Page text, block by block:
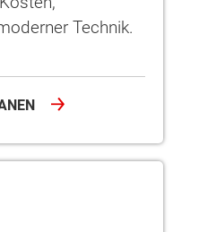
Technik.